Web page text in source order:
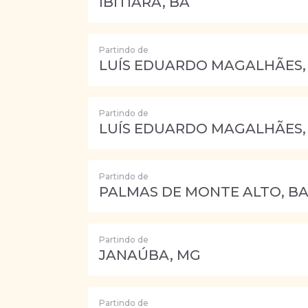
Partindo de
LUÍS EDUARDO
Partindo de
LUÍS EDUARDO
Partindo de
PALMAS DE MONTE ALTO, BA
Partindo de
JANAÚBA, MG
Partindo de